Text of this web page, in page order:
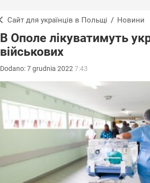
Сайт для українців в Польщі / Новини
В Ополе лікуватимуть
військових
Dodano:7grudnia 2022 7:43